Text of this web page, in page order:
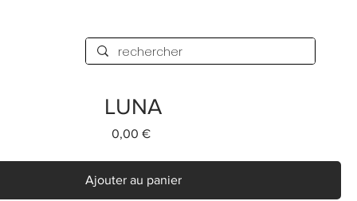
LUNA
0,00 €Prix
Ajouter au panier